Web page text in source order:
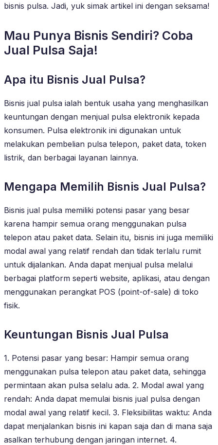
bisnis pulsa. Jadi, yuk simak artikel ini dengan seksama!
Mau Punya Bisnis Sendiri? Coba
Jual Pulsa Saja!
Apa itu Bisnis Jual Pulsa?
Bisnis jual pulsa ialah bentuk usaha yang menghasilkan
keuntungan dengan menjual pulsa elektronik kepada
konsumen. Pulsa elektronik ini digunakan untuk
melakukan pembelian pulsa telepon, paket data, token
listrik, dan berbagai layanan lainnya.
Mengapa Memilih Bisnis Jual Pulsa?
Bisnis jual pulsa memiliki potensi pasar yang besar
karena hampir semua orang menggunakan pulsa
telepon atau paket data. Selain itu, bisnis ini juga memiliki
modal awal yang relatif rendah dan tidak terlalu rumit
untuk dijalankan. Anda dapat menjual pulsa melalui
berbagai platform seperti website, aplikasi, atau dengan
menggunakan perangkat POS (point-of-sale) di toko
fisik.
Keuntungan Bisnis Jual Pulsa
1. Potensi pasar yang besar: Hampir semua orang
menggunakan pulsa telepon atau paket data, sehingga
permintaan akan pulsa selalu ada. 2. Modal awal yang
rendah: Anda dapat memulai bisnis jual pulsa dengan
modal awal yang relatif kecil. 3. Fleksibilitas waktu: Anda
dapat menjalankan bisnis ini kapan saja dan di mana saja
asalkan terhubung dengan jaringan internet. 4.